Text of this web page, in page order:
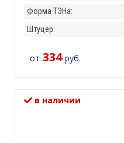
Форма ТЭНа:
Штуцер:
от 334 руб.
в наличии